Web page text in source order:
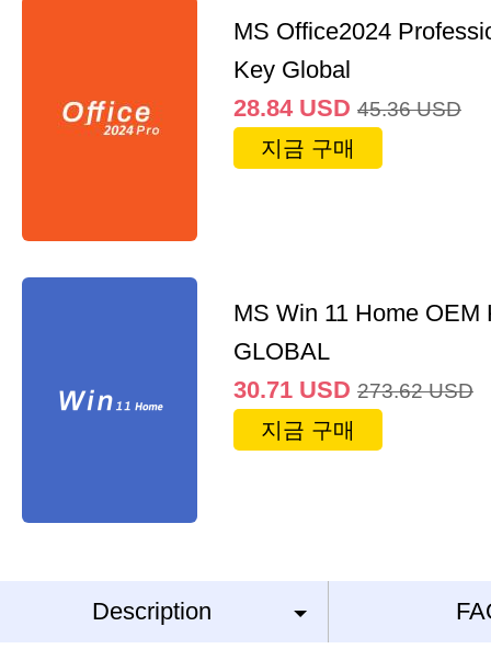
MS Office2024
Key Global
28.84 USD 45.36 USD
지금 구매
MS Win 11 Home OEM
GLOBAL
30.71 USD 273.62 USD
지금 구매
Description